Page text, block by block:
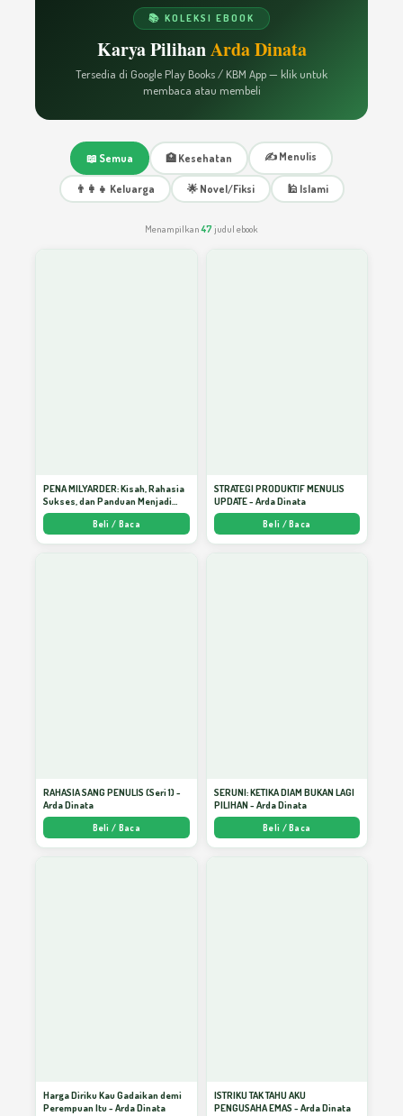
📚 KOLEKSI EBOOK
Karya PilihanArda Dinata
Tersedia di Google Play Books / KBM App — klik untuk
membaca atau membeli
📖 Semua 🏥 Kesehatan ✍️ Menulis
👨‍👩‍👧 Keluarga 🌟 Novel/Fiksi 🕌 Islami
Menampilkan47 judul ebook
PENA MILYARDER: Kisah, Rahasia
Sukses, dan Panduan Menjadi
Penulis 1 Milyar di KBM App dari
Nol - Arda DinataBeli / Baca
STRATEGI PRODUKTIF MENULIS
UPDATE - Arda Dinata
Beli / Baca
RAHASIA SANG PENULIS (Seri 1) -
Arda Dinata
Beli / Baca
SERUNI: KETIKA DIAM BUKAN LAGI
PILIHAN - Arda Dinata
Beli / Baca
Harga Diriku Kau Gadaikan demi
Perempuan Itu - Arda Dinata
ISTRIKU TAK TAHU AKU
PENGUSAHA EMAS - Arda Dinata